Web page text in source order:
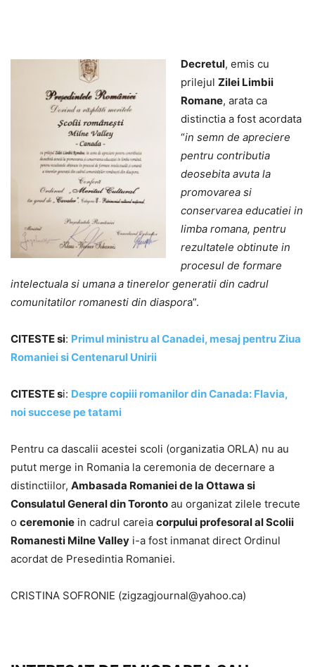
Decretul, emis cu
prilejul Zilei Limbii
Romane, arata ca
distinctia a fost acordata
“in semn de apreciere
pentru contributia
deosebita avuta la
promovarea si
conservarea educatiei in
limba romana, pentru
rezultatele obtinute in
procesul de formare
intelectuala si umana a tinerelor generatii din cadrul
comunitatilor romanesti din diaspora”.
CITESTE si: Primul ministru al Canadei, mesaj pentru Ziua
Romaniei si Centenarul Unirii
CITESTE si: Despre copiii romanilor din Canada: Flavia,
noi succese pe tatami
Pentru ca dascalii acestei scoli (organizatia ORLA) nu au
putut merge in Romania la ceremonia de decernare a
distinctiilor, Ambasada Romaniei de la Ottawa si
Consulatul General din Toronto au organizat zilele trecute
o ceremonie in cadrul careia corpului profesoral al Scolii
Romanesti Milne Valley i-a fost inmanat direct Ordinul
acordat de Presedintia Romaniei.
CRISTINA SOFRONIE (zigzagjournal@yahoo.ca)